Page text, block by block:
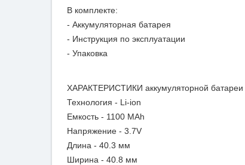
В комплекте:
- Аккумуляторная батарея
- Инструкция по эксплуатации
- Упаковка
ХАРАКТЕРИСТИКИ аккумуляторной батареи
Технология - Li-ion
Емкость - 1100 MAh
Напряжение - 3.7V
Длина - 40.3 мм
Ширина - 40.8 мм